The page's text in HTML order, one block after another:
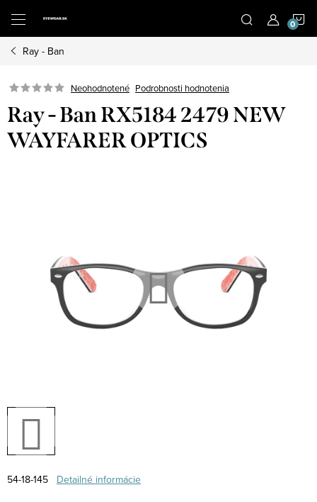
obsah
Ray - Ban
Neohodnotené Podrobnosti hodnotenia
Ray - Ban RX5184 2479 NEW
WAYFARER OPTICS
54-18-145 Detailné informácie